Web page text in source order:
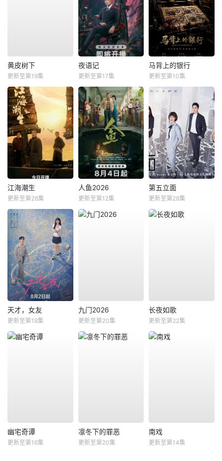
黄皮树下
更新至第19集
夜语记
更新至第17集
马背上的银行
更新至第10集
江海潮生
更新至第28集
人鱼2026
更新至第12集
第五立面
更新至第28集
天才，女友
更新至第18集
九门2026
更新至第20集
长夜如歌
更新至第22集
幽宅奇谭
更新至第16集
凛冬下的罪恶
更新至第20集
南戏
更新至第14集